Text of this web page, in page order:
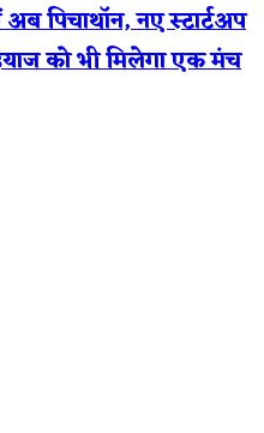
पिचाथॉन, नए स्टार्टअप
को भी मिलेगा एक मंच